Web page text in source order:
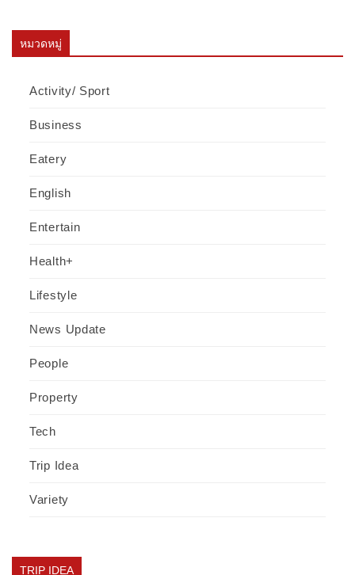
หมวดหมู่
Activity/ Sport
Business
Eatery
English
Entertain
Health+
Lifestyle
News Update
People
Property
Tech
Trip Idea
Variety
TRIP IDEA